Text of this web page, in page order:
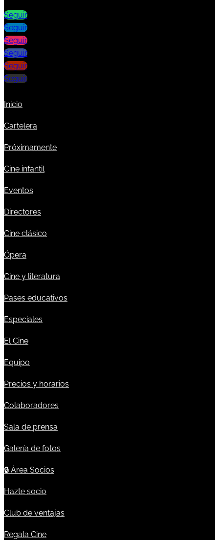
Seguir
Seguir
Seguir
Seguir
Seguir
Seguir
Inicio
Cartelera
Próximamente
Cine infantil
Eventos
Directores
Cine clásico
Ópera
Cine y literatura
Pases educativos
Especiales
El Cine
Equipo
Precios y horarios
Colaboradores
Sala de prensa
Galería de fotos
🔒 Área Socios
Hazte socio
Club de ventajas
Regala Cine